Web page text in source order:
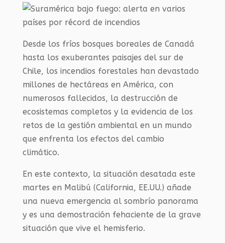
Desde los fríos bosques boreales de Canadá
hasta los exuberantes paisajes del sur de
Chile, los incendios forestales han devastado
millones de hectáreas en América, con
numerosos fallecidos, la destrucción de
ecosistemas completos y la evidencia de los
retos de la gestión ambiental en un mundo
que enfrenta los efectos del cambio
climático.
En este contexto, la situación desatada este
martes en Malibú (California, EE.UU.) añade
una nueva emergencia al sombrío panorama
y es una demostración fehaciente de la grave
situación que vive el hemisferio.